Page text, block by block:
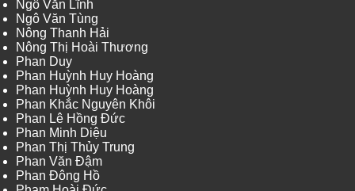
Ngô Văn Lĩnh
Ngô Văn Tùng
Nông Thanh Hải
Nông Thị Hoài Thương
Phan Duy
Phan Huỳnh Huy Hoàng
Phan Huỳnh Huy Hoàng
Phan Khắc Nguyên Khôi
Phan Lê Hồng Đức
Phan Minh Diệu
Phan Thị Thủy Trung
Phan Văn Đậm
Phan Đông Hồ